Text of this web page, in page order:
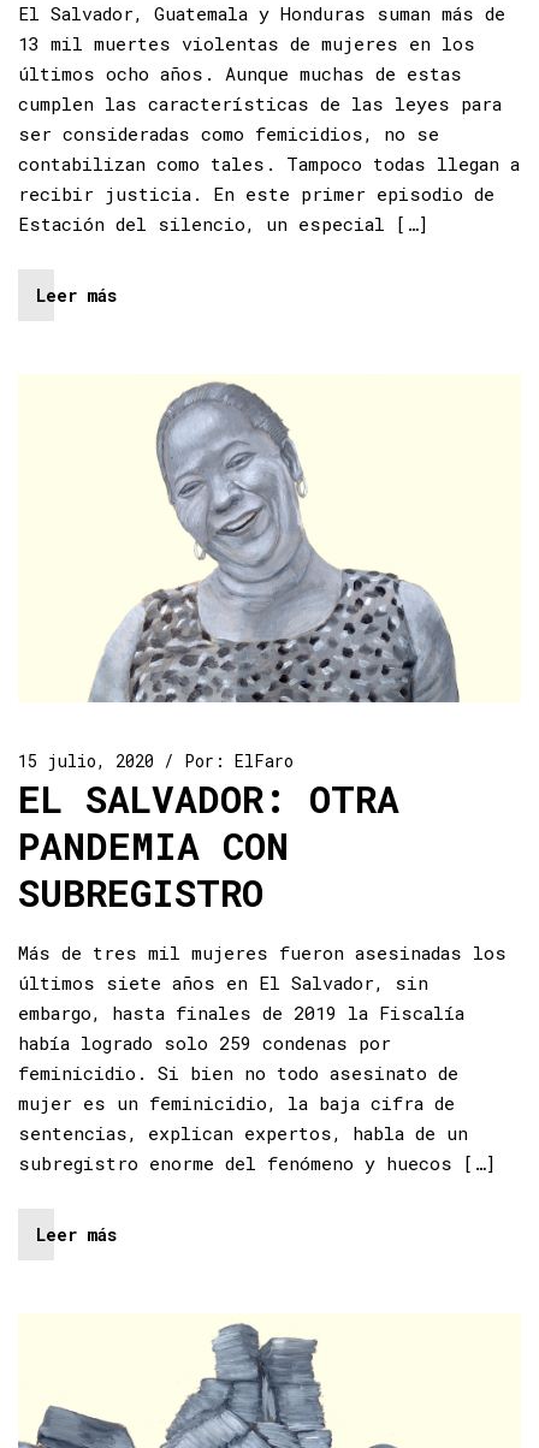
El Salvador, Guatemala y Honduras suman más de
13 mil muertes violentas de mujeres en los
últimos ocho años. Aunque muchas de estas
cumplen las características de las leyes para
ser consideradas como femicidios, no se
contabilizan como tales. Tampoco todas llegan a
recibir justicia. En este primer episodio de
Estación del silencio, un especial […]
Leer más
15 julio, 2020 Por: ElFaro
EL SALVADOR: OTRA
PANDEMIA CON
SUBREGISTRO
Más de tres mil mujeres fueron asesinadas los
últimos siete años en El Salvador, sin
embargo, hasta finales de 2019 la Fiscalía
había logrado solo 259 condenas por
feminicidio. Si bien no todo asesinato de
mujer es un feminicidio, la baja cifra de
sentencias, explican expertos, habla de un
subregistro enorme del fenómeno y huecos […]
Leer más